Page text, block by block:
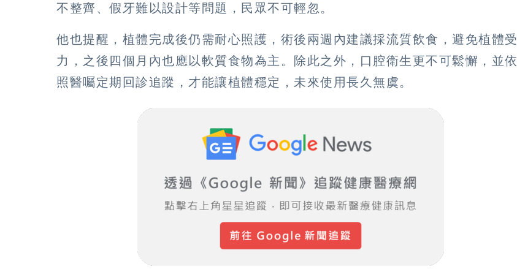
不整齊、假牙難以設計等問題，民眾不可輕忽。
他也提醒，植體完成後仍需耐心照護，術後兩週內建議採流質飲食，避免植體受
力，之後四個月內也應以軟質食物為主。除此之外，口腔衛生更不可鬆懈，並依
照醫囑定期回診追蹤，才能讓植體穩定，未來使用長久無虞。